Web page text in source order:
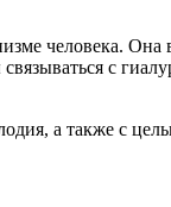
человека.
с
а также с